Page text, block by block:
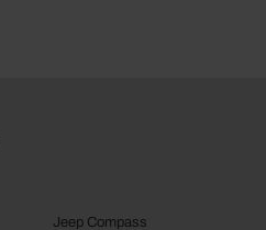
Jeep Compass